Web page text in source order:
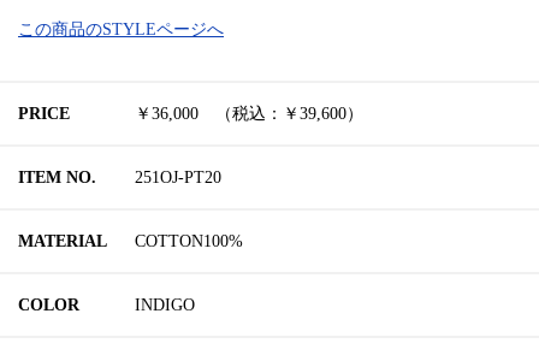
この商品のSTYLEページへ
PRICE ￥36,000 （税込：￥39,600）
ITEM NO. 251OJ-PT20
MATERIAL COTTON100%
COLOR INDIGO